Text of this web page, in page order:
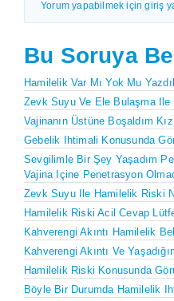
Yorum yapabilmek için giriş
Bu Soruya
Hamilelik Var Mı Yok Mu
Zevk Suyu Ve Ele Bulaşma
Vajinanın Üstüne Boşaldım
Gebelik Ihtimali Konusunda
Sevgilimle Bir Şey Yaşadım
Vajina Içine Penetrasyon
Zevk Suyu Ile Hamilelik Riski
Hamilelik Riski Acil Cevap
Kahverengi Akıntı Hamilelik
Kahverengi Akıntı Ve
Hamilelik Riski Konusunda
Böyle Bir Durumda Hamilelik